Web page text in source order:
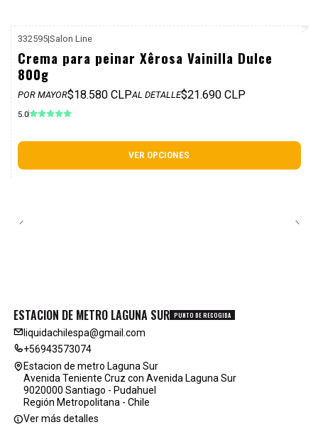
332595|Salon Line
Crema para peinar Xêrosa Vainilla Dulce
800g
POR MAYOR$18.580 CLPAL DETALLE$21.690 CLP
5.0
VER OPCIONES
ESTACION DE METRO LAGUNA SUR PUNTO DE RECOGIDA
liquidachilespa@gmail.com
+56943573074
Estacion de metro Laguna Sur
Avenida Teniente Cruz con Avenida Laguna Sur
9020000 Santiago - Pudahuel
Región Metropolitana - Chile
Ver más detalles